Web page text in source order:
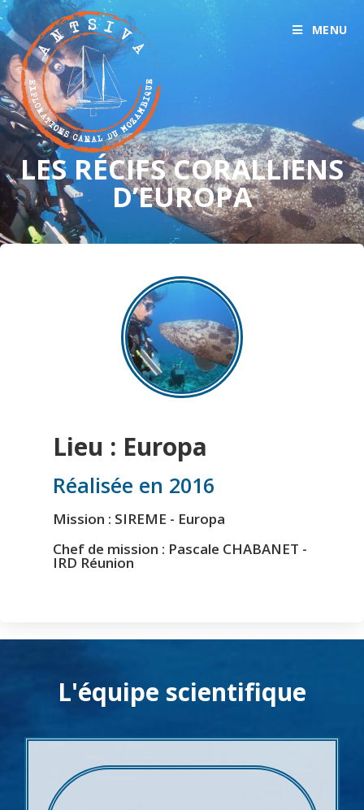
MENU
LES RÉCIFS CORALLIENS
D’EUROPA
Lieu : Europa
Réalisée en 2016
Mission : SIREME - Europa
Chef de mission : Pascale CHABANET -
IRD Réunion
L'équipe scientifique